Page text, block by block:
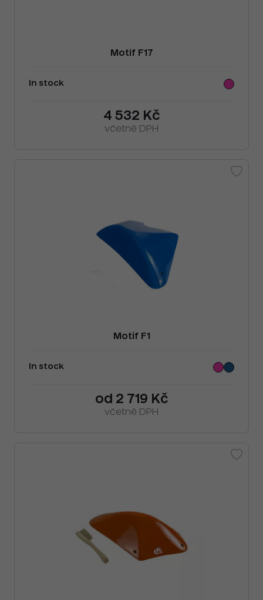
Motif F17
In stock
4 532 Kč
včetně DPH
Motif F1
In stock
od 2 719 Kč
včetně DPH